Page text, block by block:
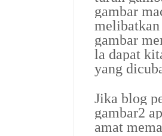
gambar
gambar
la dapat
yang
Jika blog
gambar2
amat